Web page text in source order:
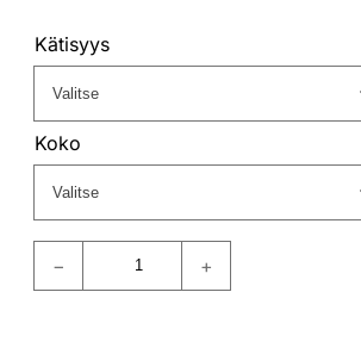
Kätisyys
Koko
− +